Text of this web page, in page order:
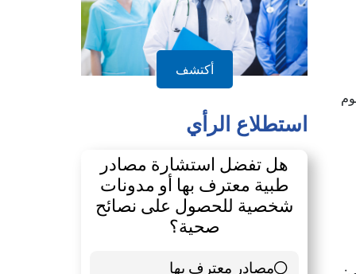
أكتشف
استطلاع الرأي
هل تفضل استشارة مصادر
طبية معترف بها أو مدونات
شخصية للحصول على نصائح
صحية؟
مصادر معترف بها
39 ( 65 % )